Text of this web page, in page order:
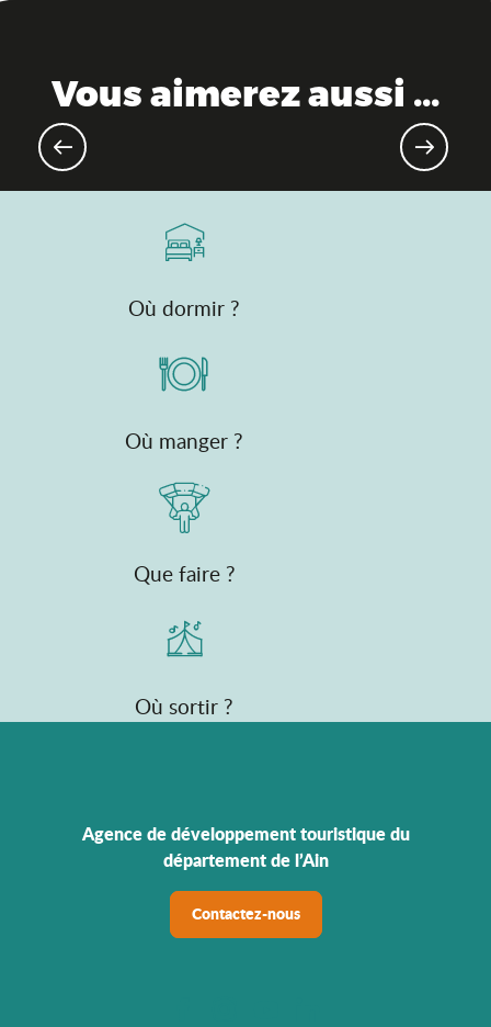
Vous aimerez aussi ...
Evènements pour les enfants
Où dormir ?
Où manger ?
Que faire ?
Où sortir ?
Agence de développement touristique du
département de l’Ain
Contactez-nous